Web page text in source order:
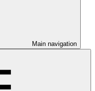
Main navigation